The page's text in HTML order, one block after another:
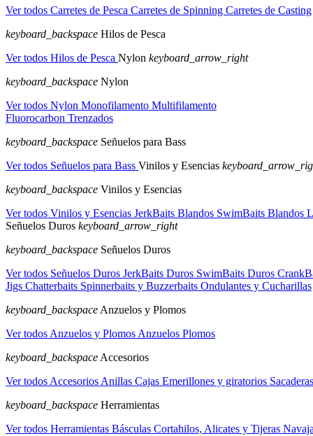
Ver todos Carretes de Pesca Carretes de Spinning Carretes de Casting
keyboard_backspace Hilos de Pesca
Ver todos Hilos de Pesca Nylon keyboard_arrow_right
keyboard_backspace Nylon
Ver todos Nylon Monofilamento Multifilamento
Fluorocarbon Trenzados
keyboard_backspace Señuelos para Bass
Ver todos Señuelos para Bass Vinilos y Esencias
keyboard_backspace Vinilos y Esencias
Ver todos Vinilos y Esencias JerkBaits Blandos SwimBaits Blandos
Señuelos Duros keyboard_arrow_right
keyboard_backspace Señuelos Duros
Ver todos Señuelos Duros JerkBaits Duros SwimBaits Duros
Jigs Chatterbaits Spinnerbaits y Buzzerbaits Ondulantes y Cucharillas
keyboard_backspace Anzuelos y Plomos
Ver todos Anzuelos y Plomos Anzuelos Plomos
keyboard_backspace Accesorios
Ver todos Accesorios Anillas Cajas Emerillones y giratorios
keyboard_backspace Herramientas
Ver todos Herramientas Básculas Cortahilos, Alicates y Tijeras